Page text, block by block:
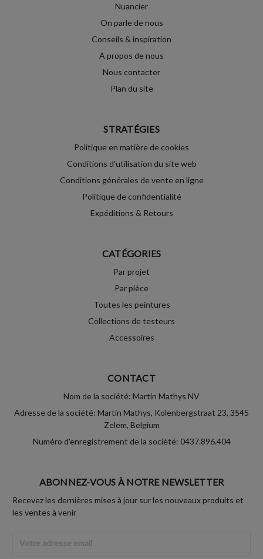
Nuancier
On parle de nous
Conseils & inspiration
À propos de nous
Nous contacter
Plan du site
STRATÉGIES
Politique en matière de cookies
Conditions d'utilisation du site web
Conditions générales de vente en ligne
Politique de confidentialité
Expéditions & Retours
CATÉGORIES
Par projet
Par pièce
Toutes les peintures
Collections de testeurs
Accessoires
CONTACT
Nom de la société: Martin Mathys NV
Adresse de la société: Martin Mathys, Kolenbergstraat 23, 3545
Zelem, Belgium
Numéro d'enregistrement de la société: 0437.896.404
ABONNEZ-VOUS À NOTRE NEWSLETTER
Recevez les dernières mises à jour sur les nouveaux produits et
les ventes à venir
Email